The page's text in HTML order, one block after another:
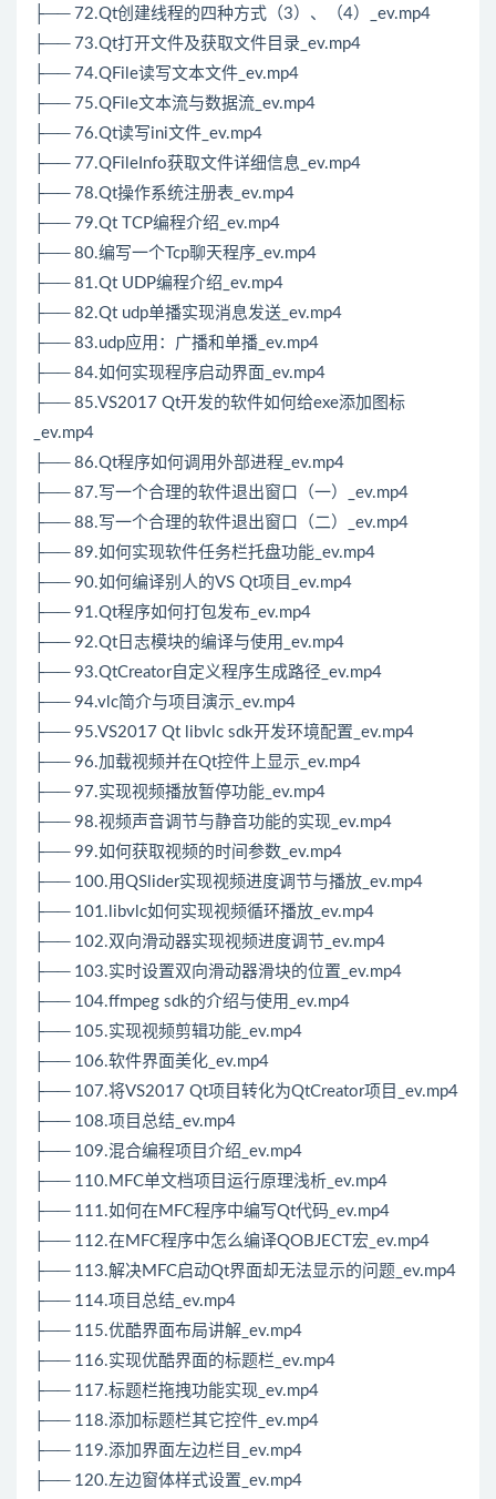
├── 72.Qt创建线程的四种方式（3）、（4）_ev.mp4
├── 73.Qt打开文件及获取文件目录_ev.mp4
├── 74.QFile读写文本文件_ev.mp4
├── 75.QFile文本流与数据流_ev.mp4
├── 76.Qt读写ini文件_ev.mp4
├── 77.QFileInfo获取文件详细信息_ev.mp4
├── 78.Qt操作系统注册表_ev.mp4
├── 79.Qt TCP编程介绍_ev.mp4
├── 80.编写一个Tcp聊天程序_ev.mp4
├── 81.Qt UDP编程介绍_ev.mp4
├── 82.Qt udp单播实现消息发送_ev.mp4
├── 83.udp应用：广播和单播_ev.mp4
├── 84.如何实现程序启动界面_ev.mp4
├── 85.VS2017 Qt开发的软件如何给exe添加图标
_ev.mp4
├── 86.Qt程序如何调用外部进程_ev.mp4
├── 87.写一个合理的软件退出窗口（一）_ev.mp4
├── 88.写一个合理的软件退出窗口（二）_ev.mp4
├── 89.如何实现软件任务栏托盘功能_ev.mp4
├── 90.如何编译别人的VS Qt项目_ev.mp4
├── 91.Qt程序如何打包发布_ev.mp4
├── 92.Qt日志模块的编译与使用_ev.mp4
├── 93.QtCreator自定义程序生成路径_ev.mp4
├── 94.vlc简介与项目演示_ev.mp4
├── 95.VS2017 Qt libvlc sdk开发环境配置_ev.mp4
├── 96.加载视频并在Qt控件上显示_ev.mp4
├── 97.实现视频播放暂停功能_ev.mp4
├── 98.视频声音调节与静音功能的实现_ev.mp4
├── 99.如何获取视频的时间参数_ev.mp4
├── 100.用QSlider实现视频进度调节与播放_ev.mp4
├── 101.libvlc如何实现视频循环播放_ev.mp4
├── 102.双向滑动器实现视频进度调节_ev.mp4
├── 103.实时设置双向滑动器滑块的位置_ev.mp4
├── 104.ffmpeg sdk的介绍与使用_ev.mp4
├── 105.实现视频剪辑功能_ev.mp4
├── 106.软件界面美化_ev.mp4
├── 107.将VS2017 Qt项目转化为QtCreator项目_ev.mp4
├── 108.项目总结_ev.mp4
├── 109.混合编程项目介绍_ev.mp4
├── 110.MFC单文档项目运行原理浅析_ev.mp4
├── 111.如何在MFC程序中编写Qt代码_ev.mp4
├── 112.在MFC程序中怎么编译QOBJECT宏_ev.mp4
├── 113.解决MFC启动Qt界面却无法显示的问题_ev.mp4
├── 114.项目总结_ev.mp4
├── 115.优酷界面布局讲解_ev.mp4
├── 116.实现优酷界面的标题栏_ev.mp4
├── 117.标题栏拖拽功能实现_ev.mp4
├── 118.添加标题栏其它控件_ev.mp4
├── 119.添加界面左边栏目_ev.mp4
├── 120.左边窗体样式设置_ev.mp4